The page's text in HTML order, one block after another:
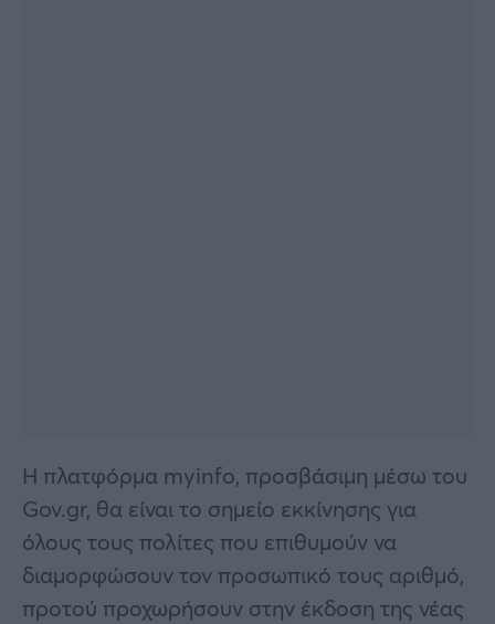
Η πλατφόρμα myinfo, προσβάσιμη μέσω του
Gov.gr, θα είναι το σημείο εκκίνησης για
όλους τους πολίτες που επιθυμούν να
διαμορφώσουν τον προσωπικό τους αριθμό,
προτού προχωρήσουν στην έκδοση της νέας